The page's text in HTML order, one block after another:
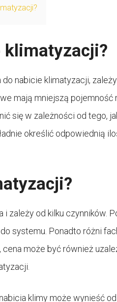
klimatyzacji?
nabicie klimatyzacji,
mają mniejszą pojemność
się w zależności od tego,
określić odpowiednią
zależy od kilku czynników.
systemu. Ponadto różni
może być również
klimy może wynieść